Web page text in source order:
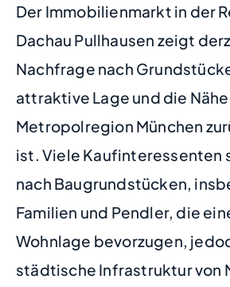
Der Immobilienmarkt in der
Dachau Pullhausen zeigt
Nachfrage nach
attraktive Lage und die Nähe
Metropolregion München
ist. Viele Kaufinteressenten
nach Baugrundstücken,
Familien und Pendler, die
Wohnlage bevorzugen,
städtische Infrastruktur von